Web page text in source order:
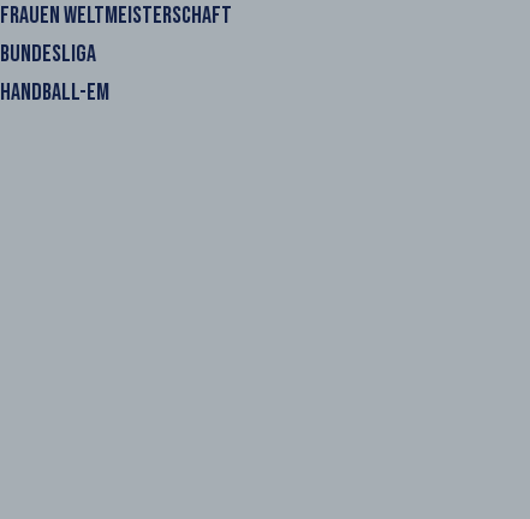
FRAUEN WELTMEISTERSCHAFT
BUNDESLIGA
HANDBALL-EM